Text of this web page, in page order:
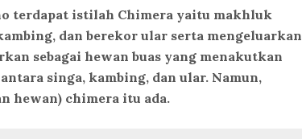
terdapat istilah Chimera yaitu makhluk
dan berekor ular serta mengeluarkan
sebagai hewan buas yang menakutkan
singa, kambing, dan ular. Namun,
hewan) chimera itu ada.